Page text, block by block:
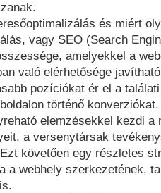
és miért
vagy SEO (Search
amelyekkel a
való elérhetősége
pozíciókat ér el a
történő konverziókat.
elemzésekkel kezdi a
a versenytársak
követően egy részletes
a webhely szerkezetének,